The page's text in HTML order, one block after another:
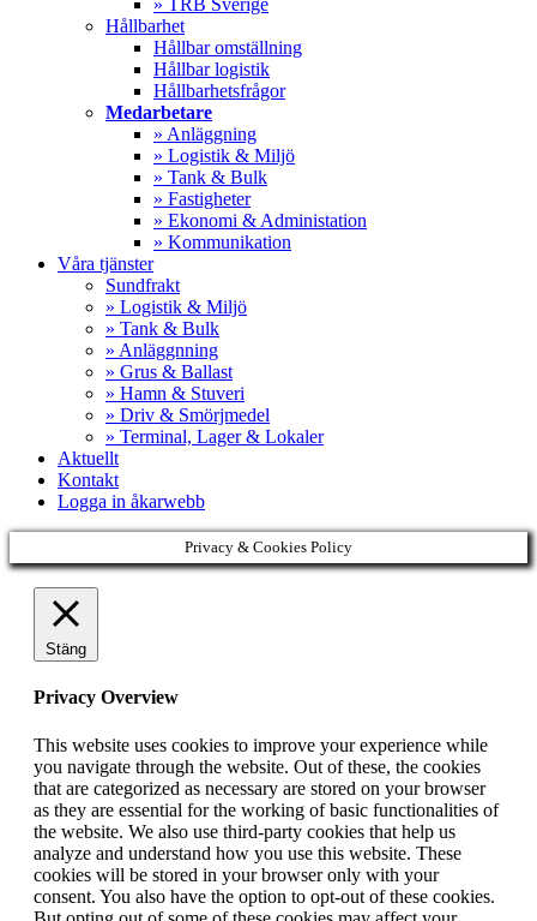
» TRB Sverige
Hållbarhet
Hållbar omställning
Hållbar logistik
Hållbarhetsfrågor
Medarbetare
» Anläggning
» Logistik & Miljö
» Tank & Bulk
» Fastigheter
» Ekonomi & Administation
» Kommunikation
Våra tjänster
Sundfrakt
» Logistik & Miljö
» Tank & Bulk
» Anläggnning
» Grus & Ballast
» Hamn & Stuveri
» Driv & Smörjmedel
» Terminal, Lager & Lokaler
Aktuellt
Kontakt
Logga in åkarwebb
Privacy & Cookies Policy
Stäng
Privacy Overview
This website uses cookies to improve your experience while
you navigate through the website. Out of these, the cookies
that are categorized as necessary are stored on your browser
as they are essential for the working of basic functionalities of
the website. We also use third-party cookies that help us
analyze and understand how you use this website. These
cookies will be stored in your browser only with your
consent. You also have the option to opt-out of these cookies.